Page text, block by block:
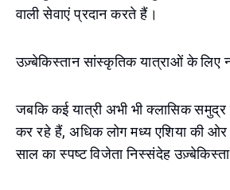
वाली सेवाएं प्रदान करते हैं।
उज़्बेकिस्तान सांस्कृतिक यात्राओं के लिए
जबकि कई यात्री अभी भी क्लासिक
कर रहे हैं, अधिक लोग मध्य एशिया की
साल का स्पष्ट विजेता निस्संदेह